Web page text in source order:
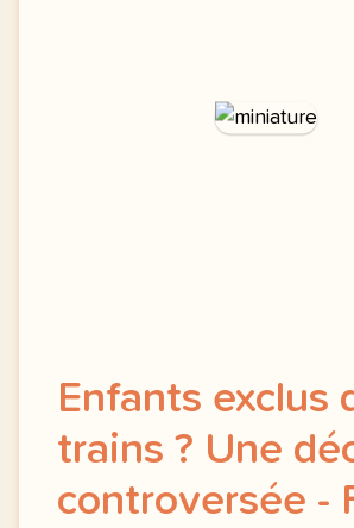
Enfants exclus
trains ? Une
controversée -